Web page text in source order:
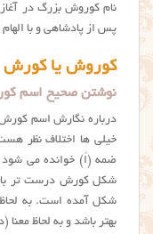
نام کوروش بزرگ در
پس از پادشاهی و با الهام
کوروش یا کورش
نوشتن صحیح اسم
درباره نگارش اسم
خیلی ها اختلاف نظر
ضمه (اُ) خوانده می شود
شکل کورش درست تر
شکل آمده است. به
بهتر باشد و به لحاظ